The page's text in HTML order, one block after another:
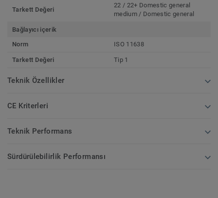
Tarkett Değeri
22 / 22+ Domestic general
medium / Domestic general
Bağlayıcı içerik
Norm
ISO 11638
Tarkett Değeri Tip 1
Teknik Özellikler
CE Kriterleri
Teknik Performans
Sürdürülebilirlik Performansı